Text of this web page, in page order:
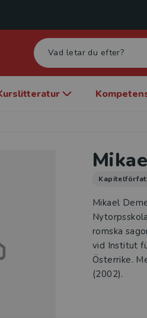
Mikael
romska
vid Institut
Österrike.
(2002).